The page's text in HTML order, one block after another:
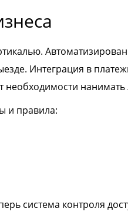
Интеграция в
необходимости
и правила:
система контроля